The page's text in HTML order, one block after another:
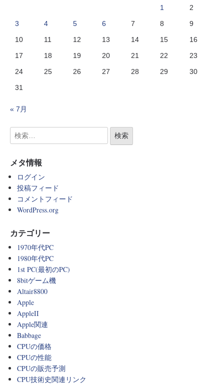
1
2
3
4 5 6 7 8
9
10
11 12 13 14 15
16
17
18 19 20 21 22
23
24
25 26 27 28 29
30
31
« 7月
メタ情報
ログイン
投稿フィード
コメントフィード
WordPress.org
カテゴリー
1970年代PC
1980年代PC
1st PC(最初のPC)
8bitゲーム機
Altair8800
Apple
AppleII
Apple関連
Babbage
CPUの価格
CPUの性能
CPUの販売予測
CPU技術史関連リンク